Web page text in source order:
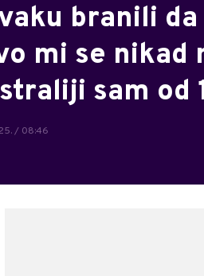
branili
mi se nikad
sam od
/ 08:46